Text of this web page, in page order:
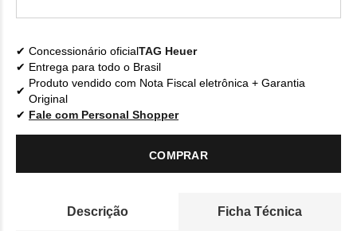
Concessionário oficialTAG Heuer
Entrega para todo o Brasil
Produto vendido com Nota Fiscal eletrônica + Garantia
Original
Fale com Personal Shopper
COMPRAR
Descrição Ficha Técnica